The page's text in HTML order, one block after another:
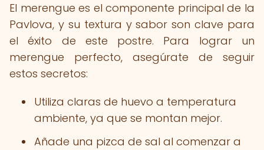
El merengue es el componente principal de la
Pavlova, y su textura y sabor son clave para
el éxito de este postre. Para lograr un
merengue perfecto, asegúrate de seguir
estos secretos:
Utiliza claras de huevo a temperatura
ambiente, ya que se montan mejor.
Añade una pizca de sal al comenzar a